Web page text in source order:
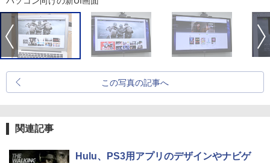
この写真の記事へ
関連記事
Hulu、PS3用アプリのデザインやナビゲ